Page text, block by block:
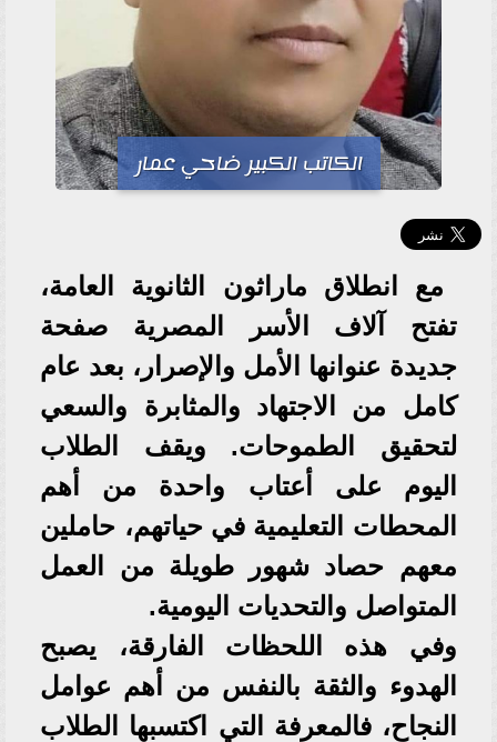
الكاتب الكبير ضاحي عمار
مع انطلاق ماراثون الثانوية العامة،
تفتح آلاف الأسر المصرية صفحة
جديدة عنوانها الأمل والإصرار، بعد عام
كامل من الاجتهاد والمثابرة والسعي
لتحقيق الطموحات. ويقف الطلاب
اليوم على أعتاب واحدة من أهم
المحطات التعليمية في حياتهم، حاملين
معهم حصاد شهور طويلة من العمل
المتواصل والتحديات اليومية.
وفي هذه اللحظات الفارقة، يصبح
الهدوء والثقة بالنفس من أهم عوامل
النجاح، فالمعرفة التي اكتسبها الطلاب